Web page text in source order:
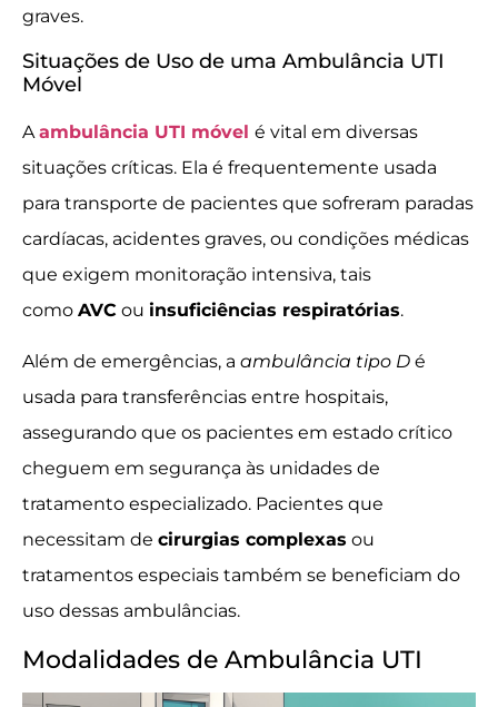
graves.
Situações de Uso de uma Ambulância UTI
Móvel
Aambulância UTI móvel é vital em diversas
situações críticas. Ela é frequentemente usada
para transporte de pacientes que sofreram paradas
cardíacas, acidentes graves, ou condições médicas
que exigem monitoração intensiva, tais
como AVC ou insuficiências respiratórias.
Além de emergências, a ambulância tipo D é
usada para transferências entre hospitais,
assegurando que os pacientes em estado crítico
cheguem em segurança às unidades de
tratamento especializado. Pacientes que
necessitam de cirurgias complexas ou
tratamentos especiais também se beneficiam do
uso dessas ambulâncias.
Modalidades de Ambulância UTI